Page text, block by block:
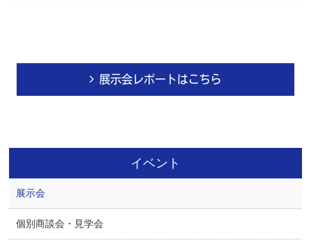
展示会レポートはこちら
イベント
展示会
個別商談会・見学会